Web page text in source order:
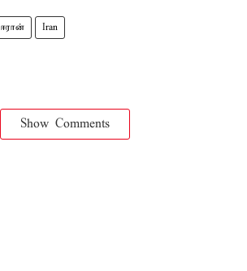
ஈரான் Iran
Show Comments